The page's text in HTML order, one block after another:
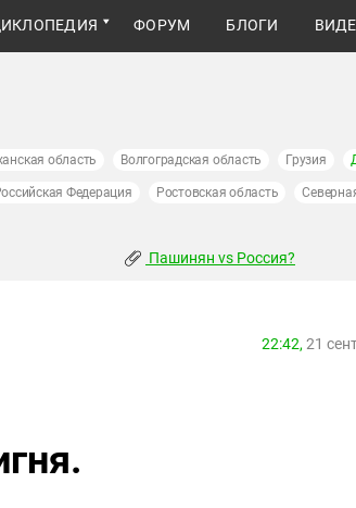
ФОРУМ БЛОГИ
область Волгоградская область Грузия
Федерация Ростовская область
Пашинян vs Россия?
22:42, 21